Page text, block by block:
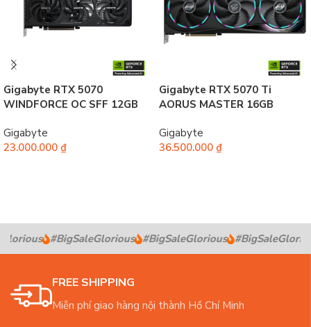
Gigabyte RTX 5070
WINDFORCE OC SFF 12GB
Gigabyte
23.000.000 ₫
Gigabyte RTX 5070 Ti
AORUS MASTER 16GB
Gigabyte
36.500.000 ₫
#BigSaleGlorious #BigSaleGlorious
FREE SHIPPING
Miễn phí giao hàng nội thành Hồ Chí Minh